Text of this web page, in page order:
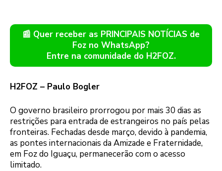
📰 Quer receber as PRINCIPAIS NOTÍCIAS de
Foz no WhatsApp?
Entre na comunidade do H2FOZ.
H2FOZ – Paulo Bogler
O governo brasileiro prorrogou por mais 30 dias as
restrições para entrada de estrangeiros no país pelas
fronteiras. Fechadas desde março, devido à pandemia,
as pontes internacionais da Amizade e Fraternidade,
em Foz do Iguaçu, permanecerão com o acesso
limitado.